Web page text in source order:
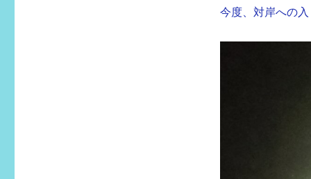
今度、対岸への